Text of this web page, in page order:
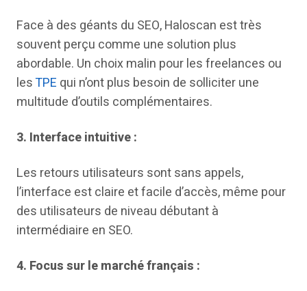
Face à des géants du SEO, Haloscan est très
souvent perçu comme une solution plus
abordable. Un choix malin pour les freelances ou
lesTPE qui n’ont plus besoin de solliciter une
multitude d’outils complémentaires.
3. Interface intuitive :
Les retours utilisateurs sont sans appels,
l’interface est claire et facile d’accès, même pour
des utilisateurs de niveau débutant à
intermédiaire en SEO.
4. Focus sur le marché français :